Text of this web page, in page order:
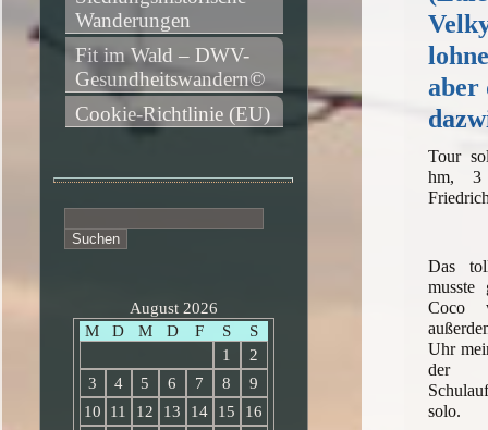
aber
Tour
hm, 3
Das
musste
Coco
Uhr
der
solo.
Wanderungen
Fit im Wald – DWV-
Gesundheitswandern©
Cookie-Richtlinie (EU)
nach:
August 2026
M
D M D F S
S
1
2
3
4 5 6 7 8
9
10
11 12 13 14 15
16